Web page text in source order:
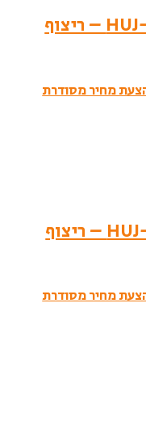
HUJ-612-S-9564 60×120 – ריצוף
מחיר מסודרת
HUJ-612-S-9564-60×60 – ריצוף
מחיר מסודרת